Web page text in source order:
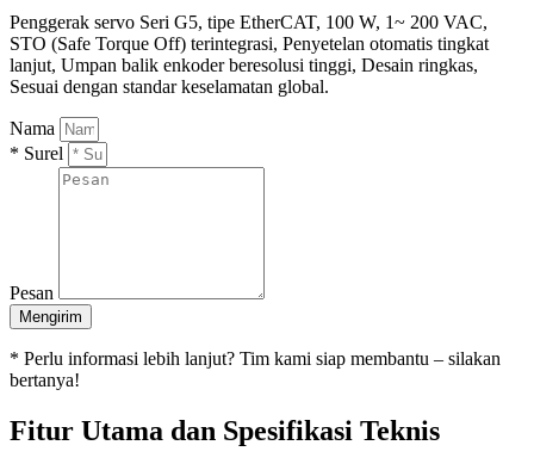
Penggerak servo Seri G5, tipe EtherCAT, 100 W, 1~ 200 VAC,
STO (Safe Torque Off) terintegrasi, Penyetelan otomatis tingkat
lanjut, Umpan balik enkoder beresolusi tinggi, Desain ringkas,
Sesuai dengan standar keselamatan global.
Nama
* Surel
Pesan
Mengirim
* Perlu informasi lebih lanjut? Tim kami siap membantu – silakan
bertanya!
Fitur Utama dan Spesifikasi Teknis